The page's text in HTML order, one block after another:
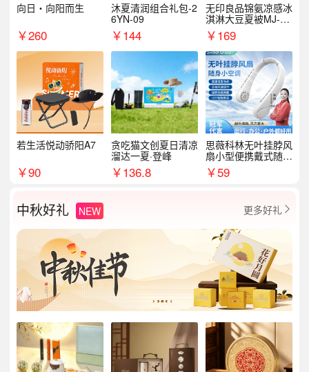
向日・向阳而生
￥260
沐夏清润组合礼包-2
6YN-09
￥144
无印良品锦氨凉感冰
淇淋大豆夏被MJ-B2
025-0193
￥169
若生活悦动骄阳A7
￥90
贪吃猫文创夏日清凉
溜达一夏·登峰
￥136.8
思薇科林无叶挂脖风
扇小型便携戴式随身
挂脖子降温神器
￥59
中秋好礼 NEW 更多好礼 